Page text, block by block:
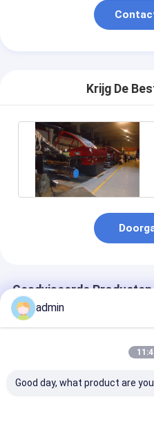
Krijg De
Geadviseerde Producten
admin
Good day, what product are